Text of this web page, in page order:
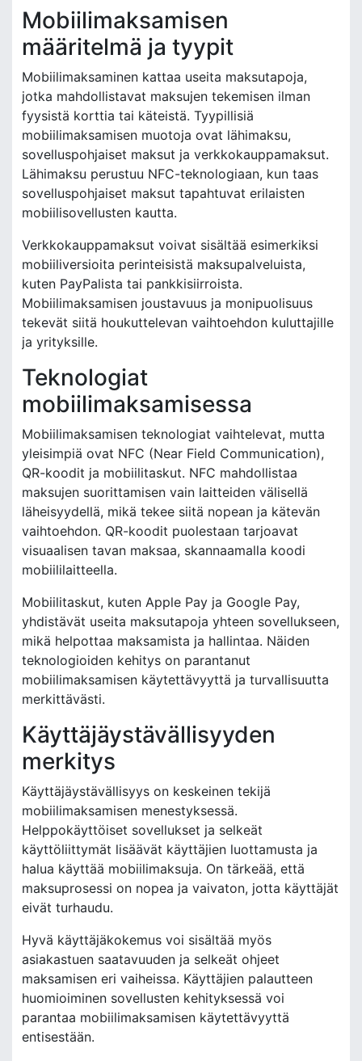
Mobiilimaksamisen
määritelmä ja tyypit
Mobiilimaksaminen kattaa useita maksutapoja,
jotka mahdollistavat maksujen tekemisen ilman
fyysistä korttia tai käteistä. Tyypillisiä
mobiilimaksamisen muotoja ovat lähimaksu,
sovelluspohjaiset maksut ja verkkokauppamaksut.
Lähimaksu perustuu NFC-teknologiaan, kun taas
sovelluspohjaiset maksut tapahtuvat erilaisten
mobiilisovellusten kautta.
Verkkokauppamaksut voivat sisältää esimerkiksi
mobiiliversioita perinteisistä maksupalveluista,
kuten PayPalista tai pankkisiirroista.
Mobiilimaksamisen joustavuus ja monipuolisuus
tekevät siitä houkuttelevan vaihtoehdon kuluttajille
ja yrityksille.
Teknologiat
mobiilimaksamisessa
Mobiilimaksamisen teknologiat vaihtelevat, mutta
yleisimpiä ovat NFC (Near Field Communication),
QR-koodit ja mobiilitaskut. NFC mahdollistaa
maksujen suorittamisen vain laitteiden välisellä
läheisyydellä, mikä tekee siitä nopean ja kätevän
vaihtoehdon. QR-koodit puolestaan tarjoavat
visuaalisen tavan maksaa, skannaamalla koodi
mobiililaitteella.
Mobiilitaskut, kuten Apple Pay ja Google Pay,
yhdistävät useita maksutapoja yhteen sovellukseen,
mikä helpottaa maksamista ja hallintaa. Näiden
teknologioiden kehitys on parantanut
mobiilimaksamisen käytettävyyttä ja turvallisuutta
merkittävästi.
Käyttäjäystävällisyyden
merkitys
Käyttäjäystävällisyys on keskeinen tekijä
mobiilimaksamisen menestyksessä.
Helppokäyttöiset sovellukset ja selkeät
käyttöliittymät lisäävät käyttäjien luottamusta ja
halua käyttää mobiilimaksuja. On tärkeää, että
maksuprosessi on nopea ja vaivaton, jotta käyttäjät
eivät turhaudu.
Hyvä käyttäjäkokemus voi sisältää myös
asiakastuen saatavuuden ja selkeät ohjeet
maksamisen eri vaiheissa. Käyttäjien palautteen
huomioiminen sovellusten kehityksessä voi
parantaa mobiilimaksamisen käytettävyyttä
entisestään.